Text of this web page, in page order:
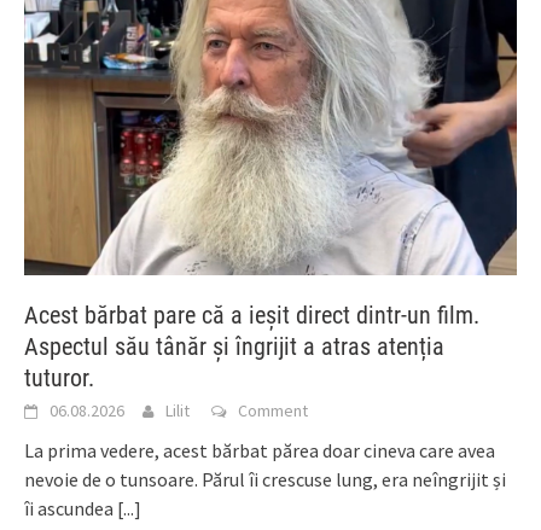
Acest bărbat pare că a ieșit direct dintr-un film.
Aspectul său tânăr și îngrijit a atras atenția
tuturor.
06.08.2026 Lilit Comment
La prima vedere, acest bărbat părea doar cineva care avea
nevoie de o tunsoare. Părul îi crescuse lung, era neîngrijit și
îi ascundea [...]